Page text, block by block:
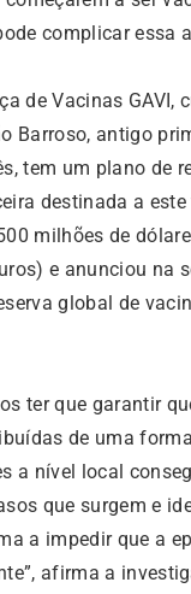
complicar essa
de Vacinas GAVI,
Barroso, antigo
tem um plano de
destinada a este
milhões de
e anunciou na
global de
ter que garantir
de uma
a nível local
que surgem e
a impedir que a
afirma a